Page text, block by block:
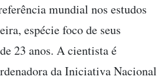
mundial nos estudos
espécie foco de seus
23 anos. A cientista é
da Iniciativa Nacional